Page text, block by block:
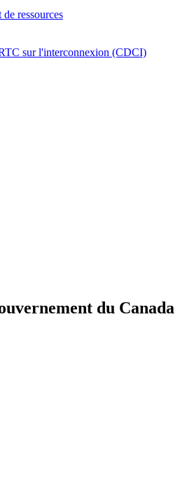
ressources
sur l'interconnexion (CDCI)
du Canada